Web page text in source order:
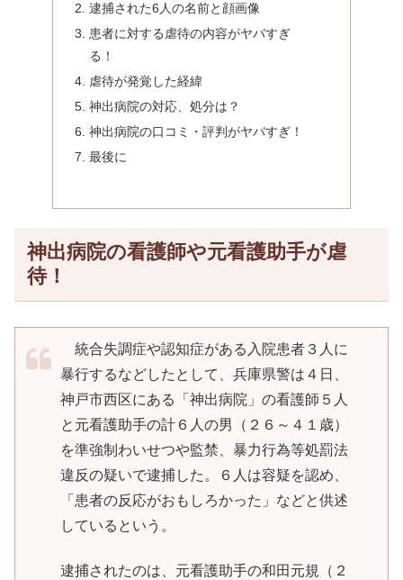
逮捕された6人の名前と顔画像
患者に対する虐待の内容がヤバすぎ
る！
虐待が発覚した経緯
神出病院の対応、処分は？
神出病院の口コミ・評判がヤバすぎ！
最後に
神出病院の看護師や元看護助手が虐
待！
統合失調症や認知症がある入院患者３人に
暴行するなどしたとして、兵庫県警は４日、
神戸市西区にある「神出病院」の看護師５人
と元看護助手の計６人の男（２６～４１歳）
を準強制わいせつや監禁、暴力行為等処罰法
違反の疑いで逮捕した。６人は容疑を認め、
「患者の反応がおもしろかった」などと供述
しているという。
逮捕されたのは、元看護助手の和田元規（２